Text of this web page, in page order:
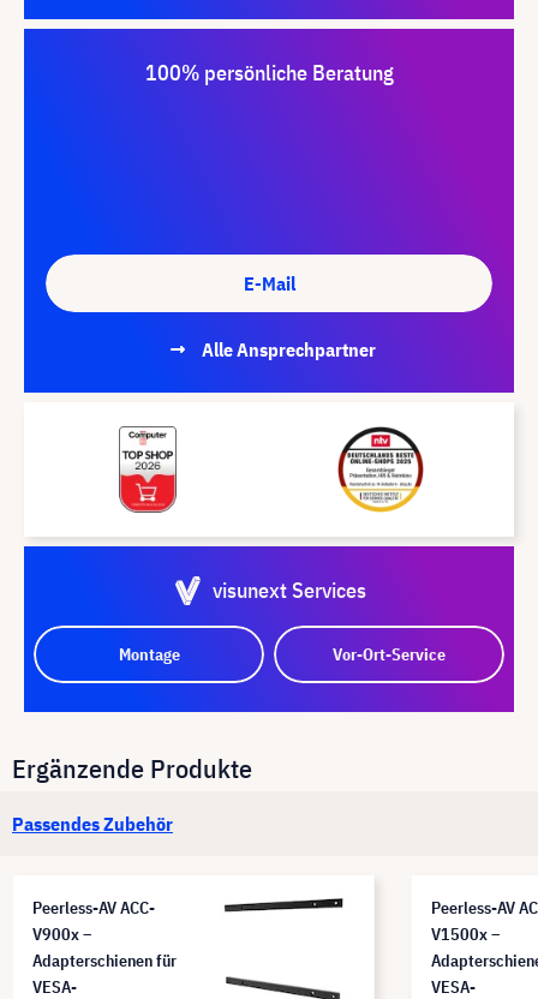
100% persönliche Beratung
E-Mail
Alle Ansprechpartner
visunext Services
Montage Vor-Ort-Service
Ergänzende Produkte
Passendes Zubehör
Peerless-AV ACC-
V900x –
Adapterschienen für
VESA-
Peerless-AV
V1500x –
VESA-